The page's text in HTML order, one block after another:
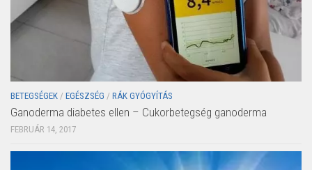
BETEGSÉGEK / EGÉSZSÉG / RÁK GYÓGYÍTÁS
Ganoderma diabetes ellen – Cukorbetegség ganoderma
FEBRUÁR 14, 2017